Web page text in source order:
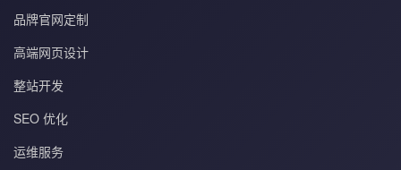
品牌官网定制
高端网页设计
整站开发
SEO 优化
运维服务